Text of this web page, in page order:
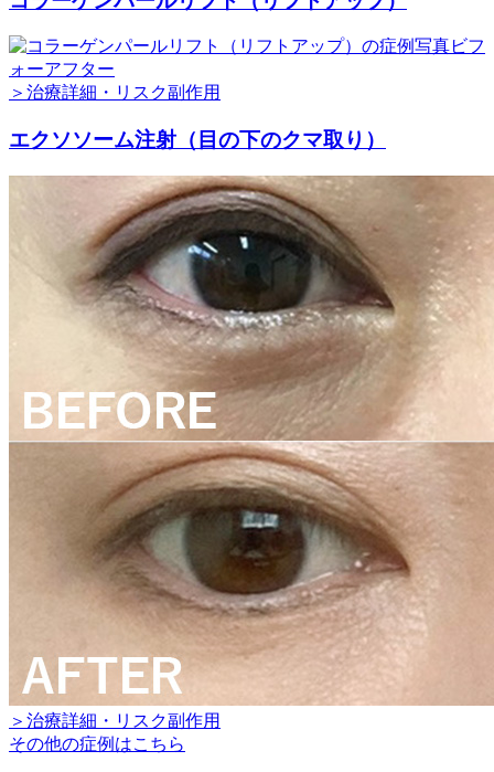
＞治療詳細・リスク副作用
エクソソーム注射（目の下のクマ取り）
＞治療詳細・リスク副作用
その他の症例はこちら